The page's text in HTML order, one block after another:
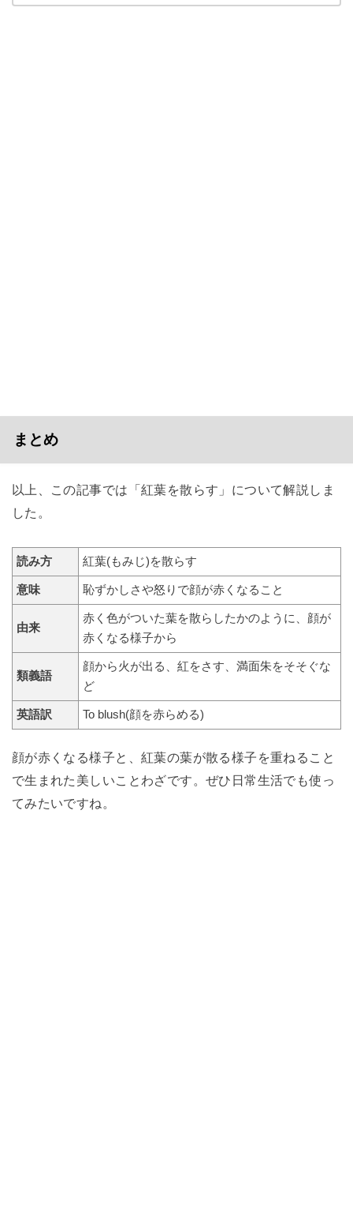
まとめ
以上、この記事では「紅葉を散らす」について解説しま
した。
読み方 紅葉(もみじ)を散らす
意味 恥ずかしさや怒りで顔が赤くなること
由来
赤く色がついた葉を散らしたかのように、顔が
赤くなる様子から
類義語
顔から火が出る、紅をさす、満面朱をそそぐな
ど
英語訳 To blush(顔を赤らめる)
顔が赤くなる様子と、紅葉の葉が散る様子を重ねること
で生まれた美しいことわざです。ぜひ日常生活でも使っ
てみたいですね。